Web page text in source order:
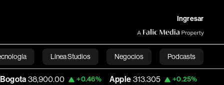
Ingresar
Línea Studios Negocios Podcasts
English
+0.46% Apple 313.305 +0.25% USD COP 3,159.60